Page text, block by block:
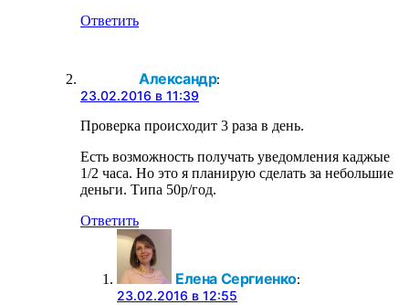
Ответить
Александр:
23.02.2016 в 11:39
Проверка происходит 3 раза в день.
Есть возможность получать уведомления каджые
1/2 часа. Но это я планирую сделать за небольшие
деньги. Типа 50р/год.
Ответить
Елена Сергиенко:
23.02.2016 в 12:55